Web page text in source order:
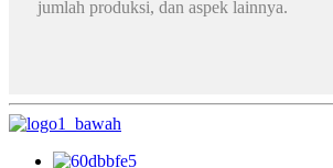
jumlah produksi, dan aspek lainnya.